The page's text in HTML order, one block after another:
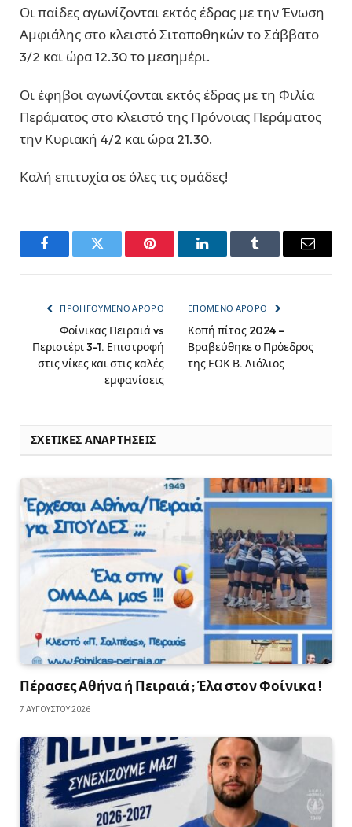
Οι παίδες αγωνίζονται εκτός έδρας με την Ένωση
Αμφιάλης στο κλειστό Σιταποθηκών το Σάββατο
3/2 και ώρα 12.30 το μεσημέρι.
Οι έφηβοι αγωνίζονται εκτός έδρας με τη Φιλία
Περάματος στο κλειστό της Πρόνοιας Περάματος
την Κυριακή 4/2 και ώρα 21.30.
Καλή επιτυχία σε όλες τις ομάδες!
FacebookTwitter Pinterest LinkedInTumblr Email
ΠΡΟΗΓΟΎΜΕΝΟ ΆΡΘΡΟ
Φοίνικας Πειραιά vs
Περιστέρι 3-1. Επιστροφή
στις νίκες και στις καλές
εμφανίσεις
ΕΠΌΜΕΝΟ ΆΡΘΡΟ
Κοπή πίτας 2024 –
Βραβεύθηκε ο Πρόεδρος
της ΕΟΚ Β. Λιόλιος
ΣΧΕΤΙΚΈΣ ΑΝΑΡΤΉΣΕΙΣ
Πέρασες Αθήνα ή Πειραιά ; Έλα στον Φοίνικα !
7 ΑΥΓΟΎΣΤΟΥ 2026